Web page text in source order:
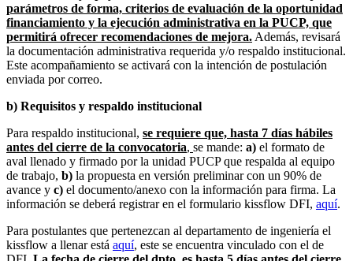
parámetros de forma, criterios de evaluación de la oportunidad
financiamiento y la ejecución administrativa en la PUCP, que
permitirá ofrecer recomendaciones de mejora. Además, revisará
la documentación administrativa requerida y/o respaldo institucional.
Este acompañamiento se activará con la intención de postulación
enviada por correo.
b) Requisitos y respaldo institucional
Para respaldo institucional, se requiere que, hasta 7 días hábiles
antes del cierre de la convocatoria, se mande: a) el formato de
aval llenado y firmado por la unidad PUCP que respalda al equipo
de trabajo, b) la propuesta en versión preliminar con un 90% de
avance y c) el documento/anexo con la información para firma. La
información se deberá registrar en el formulario kissflow DFI, aquí.
Para postulantes que pertenezcan al departamento de ingeniería el
kissflow a llenar está aquí, este se encuentra vinculado con el de